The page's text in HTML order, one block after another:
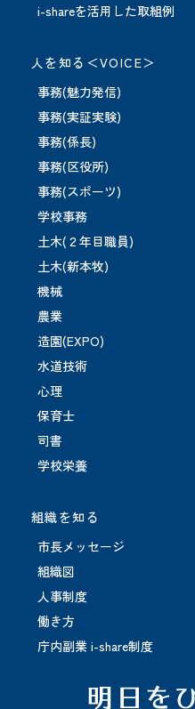
i-shareを活用した取組例
組織を知る
市長メッセージ
組織図
人事制度
働き方
庁内副業 i-share制度
人を知る＜VOICE＞
事務(魅力発信)
事務(実証実験)
事務(係長)
事務(区役所)
事務(スポーツ)
学校事務
土木(２年目職員)
土木(新本牧)
機械
農業
造園(EXPO)
水道技術
心理
保育士
司書
学校栄養